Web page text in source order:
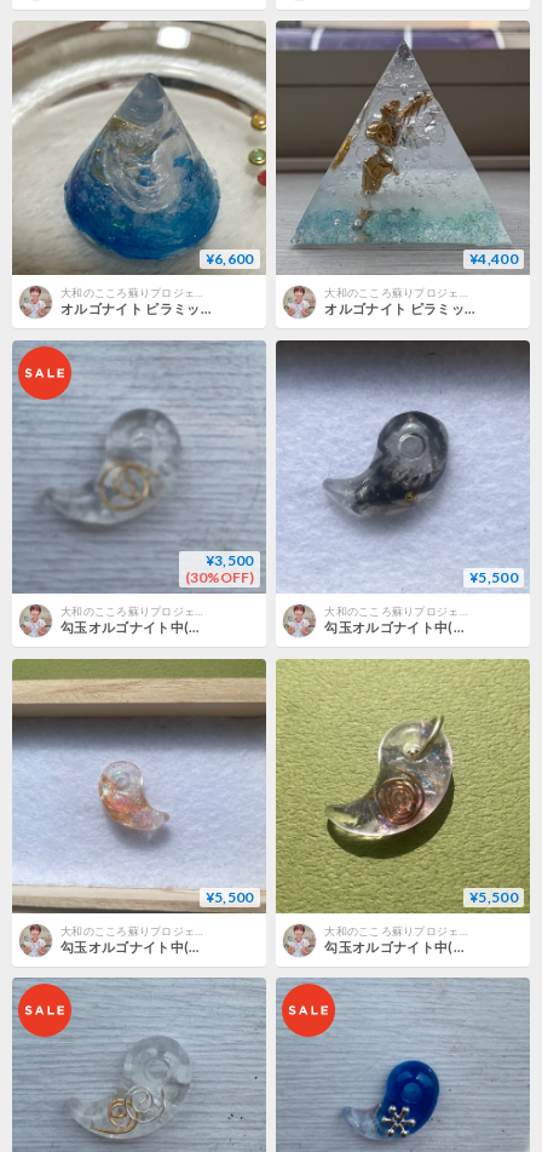
¥6,600
オルゴナイト ピラミッド 小(伊勢☯出雲の波動水晶入り)＜白龍さん>
¥4,400
オルゴナイト ピラミッド 小(伊勢☯出雲の波動水晶入り)＜ティンカーベル>
¥3,500
(30%OFF)
大和のこころ蘇りプロジェクト
勾玉オルゴナイト中(伊勢☯出雲の波動水晶入り) 浄化塩入り
¥5,500
大和のこころ蘇りプロジェクト
勾玉オルゴナイト中(伊勢☯出雲の波動水晶入り) 黒龍さん
¥5,500
勾玉オルゴナイト中(伊勢☯出雲の波動水晶入り) 金龍さんピンクベース
¥5,500
勾玉オルゴナイト中(伊勢☯出雲の波動水晶入り) 龍体文字「カ」金運UP